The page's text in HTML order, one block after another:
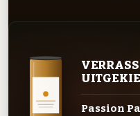
Passion